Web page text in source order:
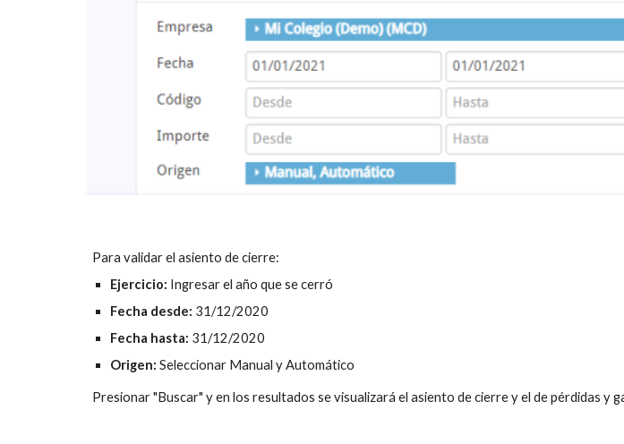
Para validar el asiento de cierre:
Ejercicio: Ingresar el año que se cerró
Fecha desde: 31/12/2020
Fecha hasta: 31/12/2020
Origen: Seleccionar Manual y Automático
Presionar "Buscar" y en los resultados se visualizará el asiento de cierre y el de pérdidas y